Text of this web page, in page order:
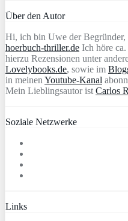
Über den Autor
Hi, ich bin Uwe der
hoerbuch-thriller.de Ich höre
hierzu Rezensionen unter
Lovelybooks.de, sowie im
in meinen Youtube-Kanal
Mein Lieblingsautor ist Carlos
Soziale Netzwerke
Links